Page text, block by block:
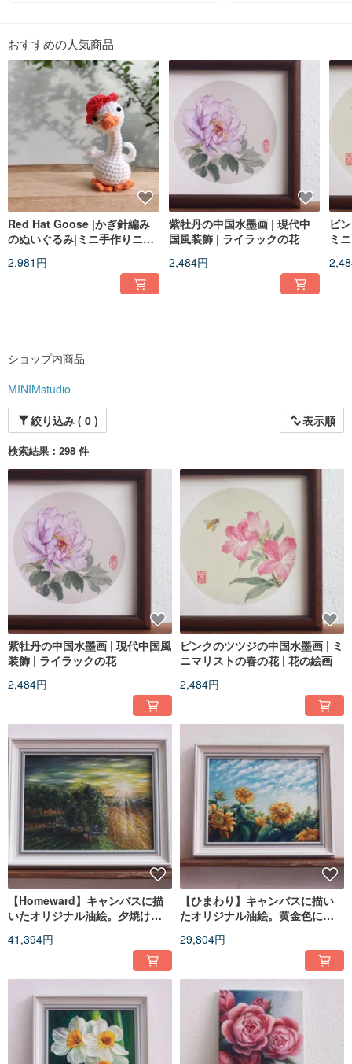
おすすめの人気商品
Red Hat Goose |かぎ針編み
のぬいぐるみ|ミニ手作りニッ
2,981円
紫牡丹の中国水墨画 | 現代中
国風装飾 | ライラックの花
2,484円
ピ
ミ
ショップ内商品
MINIMstudio
絞り込み ( 0 )
表示順
検索結果：298 件
紫牡丹の中国水墨画 | 現代中国風
装飾 | ライラックの花
2,484円
ピンクのツツジの中国水墨画 | ミ
ニマリストの春の花 | 花の絵画
2,484円
【Homeward】キャンバスに描
いたオリジナル油絵。夕焼けの
41,394円
【ひまわり】キャンバスに描い
たオリジナル油絵。黄金色に輝
29,804円